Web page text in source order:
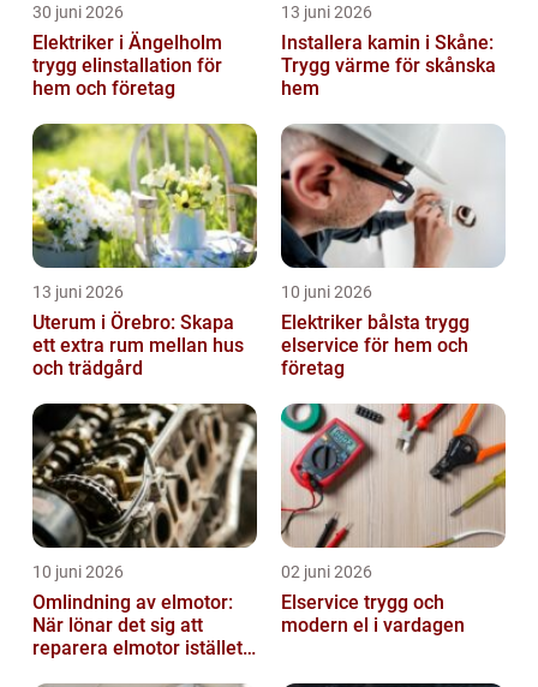
30 juni 2026
Elektriker i Ängelholm
trygg elinstallation för
hem och företag
13 juni 2026
Installera kamin i Skåne:
Trygg värme för skånska
hem
13 juni 2026
Uterum i Örebro: Skapa
ett extra rum mellan hus
och trädgård
10 juni 2026
Elektriker bålsta trygg
elservice för hem och
företag
10 juni 2026
Omlindning av elmotor:
När lönar det sig att
reparera elmotor istället
02 juni 2026
Elservice trygg och
modern el i vardagen